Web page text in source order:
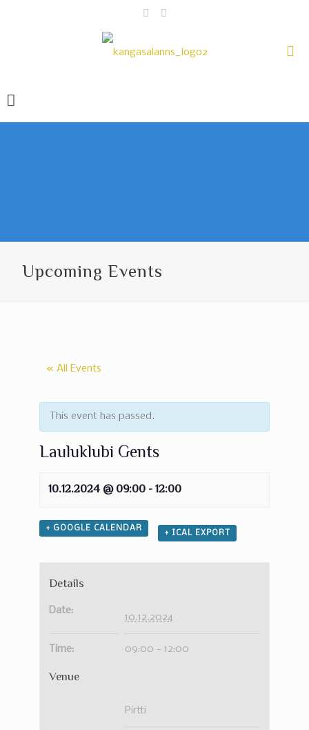
Upcoming Events
« All Events
This event has passed.
Lauluklubi Gents
10.12.2024 @ 09:00- 12:00
+ GOOGLE CALENDAR
+ ICAL EXPORT
Details
Date:
10.12.2024
Time: 09:00 - 12:00
Venue
Pirtti